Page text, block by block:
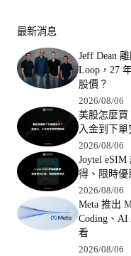
最新消息
Jeff Dean
Loop，27
股價？
2026/08/06
美股怎麼買
入金到下單
2026/08/06
Joytel
得、限時優
2026/08/06
Meta 推出
Coding、AI
看
2026/08/06